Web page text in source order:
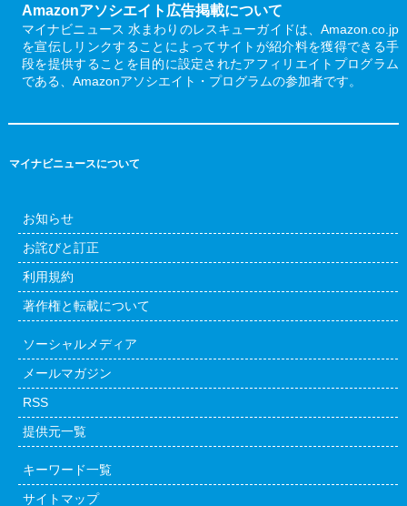
Amazonアソシエイト広告掲載について
マイナビニュース 水まわりのレスキューガイドは、Amazon.co.jp
を宣伝しリンクすることによってサイトが紹介料を獲得できる手
段を提供することを目的に設定されたアフィリエイトプログラム
である、Amazonアソシエイト・プログラムの参加者です。
マイナビニュースについて
お知らせ
お詫びと訂正
利用規約
著作権と転載について
ソーシャルメディア
メールマガジン
RSS
提供元一覧
キーワード一覧
サイトマップ